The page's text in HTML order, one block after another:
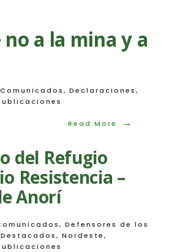
no a la mina y a
Comunicados, Declaraciones,
Read More →
Read
a
a
del Refugio
Resistencia –
Anorí
, Defensores de los
Destacados, Nordeste,